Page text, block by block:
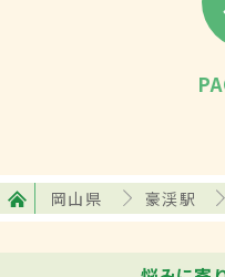
岡山県 豪渓駅